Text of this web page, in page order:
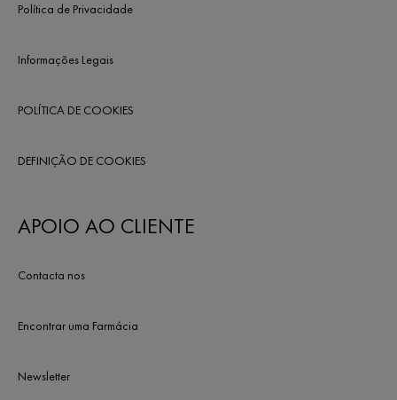
Política de Privacidade
Informações Legais
POLÍTICA DE COOKIES
DEFINIÇÃO DE COOKIES
APOIO AO CLIENTE
Contacta nos
Encontrar uma Farmácia
Newsletter